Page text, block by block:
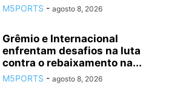
M5PORTS - agosto 8, 2026
Grêmio e Internacional
enfrentam desafios na luta
contra o rebaixamento na...
M5PORTS - agosto 8, 2026